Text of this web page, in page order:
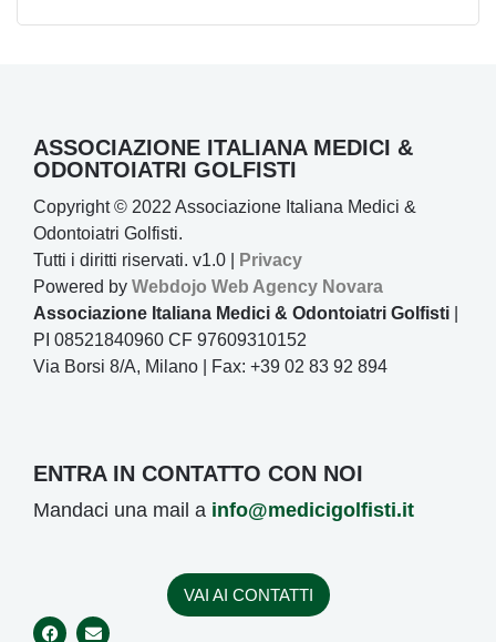
ASSOCIAZIONE ITALIANA MEDICI &
ODONTOIATRI GOLFISTI
Copyright © 2022 Associazione Italiana Medici &
Odontoiatri Golfisti.
Tutti i diritti riservati. v1.0 |
Privacy
Powered by Webdojo Web Agency Novara
Associazione Italiana Medici & Odontoiatri Golfisti
PI 08521840960 CF 97609310152
Via Borsi 8/A, Milano | Fax: +39 02 83 92 894
ENTRA IN CONTATTO CON NOI
Mandaci una mail a info@medicigolfisti.it
VAI AI CONTATTI